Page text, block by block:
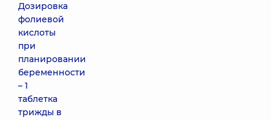
Дозировка
фолиевой
кислоты
при
планировании
беременности
– 1
таблетка
трижды в